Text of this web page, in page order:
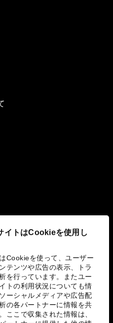
イトはCookieを使用し
Cookieを使って、ユーザー
テンツや広告の表示、トラ
を行っています。またユー
トの利用状況についても情
ーシャルメディアや広告配
の各パートナーに情報を共
ここで収集された情報は、